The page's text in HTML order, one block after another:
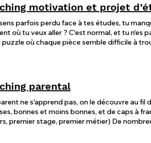
motivation et projet
parfois perdu face à tes études, tu
où tu veux aller ? C'est normal, et tu n'es
où chaque pièce semble difficile à
afin de les mettre au service de tes
pas que tu fais t'amène plus près de tes
de te donner les moyens de réussir, de te
qui te correspond. Le coaching, c'est plus qu'un simple accompagnement : c'est une
parental
ne s'apprend pas, on le découvre au
bonnes et moins bonnes, et de caps à
stage, premier métier) De nombreux parents se trouvent un peu perdus face aux